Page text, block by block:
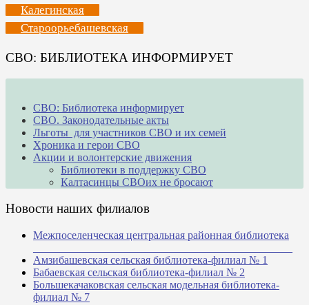
Калегинская
Староорьебашевская
СВО: БИБЛИОТЕКА ИНФОРМИРУЕТ
СВО: Библиотека информирует
СВО. Законодательные акты
Льготы для участников СВО и их семей
Хроника и герои СВО
Акции и волонтерские движения
Библиотеки в поддержку СВО
Калтасинцы СВОих не бросают
Новости наших филиалов
Межпоселенческая центральная районная библиотека
Амзибашевская сельская библиотека-филиал № 1
Бабаевская сельская библиотека-филиал № 2
Большекачаковская сельская модельная библиотека-
филиал № 7